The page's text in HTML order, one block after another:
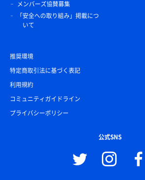
メンバーズ協賛募集
「安全への取り組み」掲載につ
いて
推奨環境
特定商取引法に基づく表記
利用規約
コミュニティガイドライン
プライバシーポリシー
公式SNS